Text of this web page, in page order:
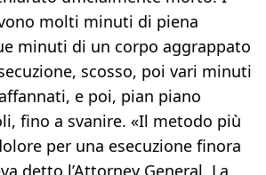
molti minuti di piena
minuti di un corpo aggrappato
scosso, poi vari minuti
e poi, pian piano
fino a svanire. «Il metodo più
per una esecuzione finora
detto l’Attorney General. La